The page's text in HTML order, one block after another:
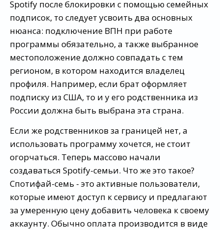
Spotify после блокировки с помощью семейных
подписок, то следует усвоить два основных
нюанса: подключение ВПН при работе
программы обязательно, а также выбранное
местоположение должно совпадать с тем
регионом, в котором находится владелец
профиля. Например, если брат оформляет
подписку из США, то и у его родственника из
России должна быть выбрана эта страна.
Если же родственников за границей нет, а
использовать программу хочется, не стоит
огорчаться. Теперь массово начали
создаваться Spotify-семьи. Что же это такое?
Спотифай-семь - это активные пользователи,
которые имеют доступ к сервису и предлагают
за умеренную цену добавить человека к своему
аккаунту. Обычно оплата производится в виде